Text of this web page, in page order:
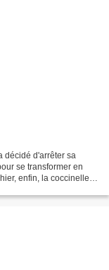
décidé d'arrêter sa
se transformer en
enfin, la coccinelle